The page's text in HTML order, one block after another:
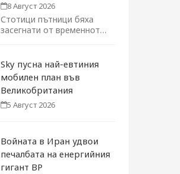
8 Август 2026
Стотици пътници бяха
засегнати от временното
възстановява...
Sky пусна най-евтиния
мобилен план във
Великобритания
5 Август 2026
Войната в Иран удвои
печалбата на енергийния
гигант BP